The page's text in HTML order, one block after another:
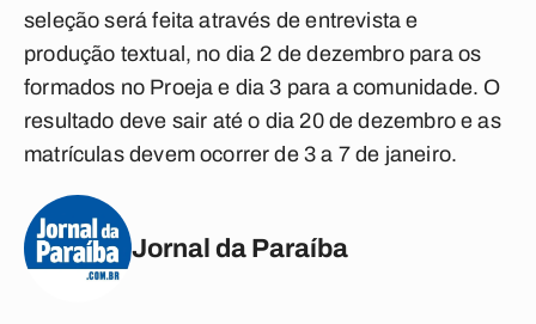
seleção será feita através de entrevista e
produção textual, no dia 2 de dezembro para os
formados no Proeja e dia 3 para a comunidade. O
resultado deve sair até o dia 20 de dezembro e as
matrículas devem ocorrer de 3 a 7 de janeiro.
Jornal da Paraíba